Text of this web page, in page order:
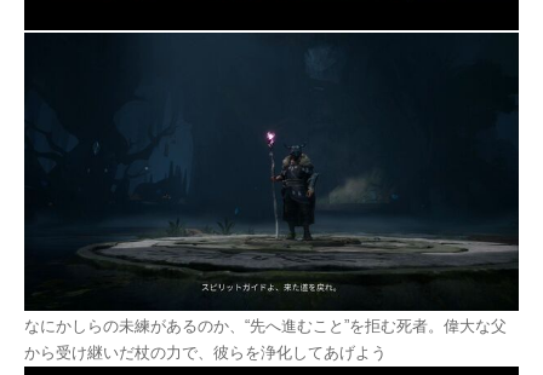
なにかしらの未練があるのか、“先へ進むこと”を拒む死者。偉大な父
から受け継いだ杖の力で、彼らを浄化してあげよう